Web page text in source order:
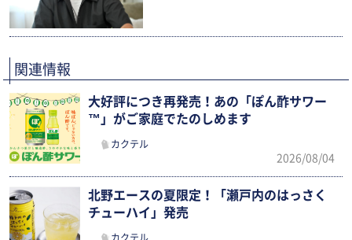
関連情報
大好評につき再発売！あの「ぽん酢サワー
™」がご家庭でたのしめます
カクテル
2026/08/04
北野エースの夏限定！「瀬戸内のはっさく
チューハイ」発売
カクテル